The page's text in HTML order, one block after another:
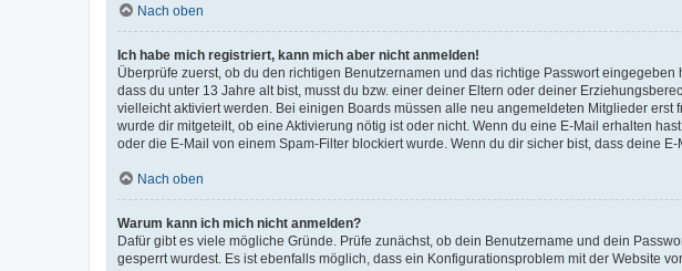
Nach oben
Ich habe mich registriert, kann mich aber nicht anmelden!
Überprüfe zuerst, ob du den richtigen Benutzernamen und das richtige Passwort
dass du unter 13 Jahre alt bist, musst du bzw. einer deiner Eltern oder deiner
vielleicht aktiviert werden. Bei einigen Boards müssen alle neu angemeldeten Mitglieder
wurde dir mitgeteilt, ob eine Aktivierung nötig ist oder nicht. Wenn du eine E-Mail erhalten
oder die E-Mail von einem Spam-Filter blockiert wurde. Wenn du dir sicher bist, dass deine
Nach oben
Warum kann ich mich nicht anmelden?
Dafür gibt es viele mögliche Gründe. Prüfe zunächst, ob dein Benutzername und dein
gesperrt wurdest. Es ist ebenfalls möglich, dass ein Konfigurationsproblem mit der Website